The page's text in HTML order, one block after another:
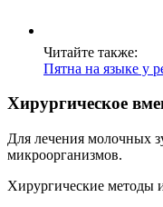
Читайте также:
Пятна на языке у
Хирургическое
Для лечения молочных
микроорганизмов.
Хирургические методы